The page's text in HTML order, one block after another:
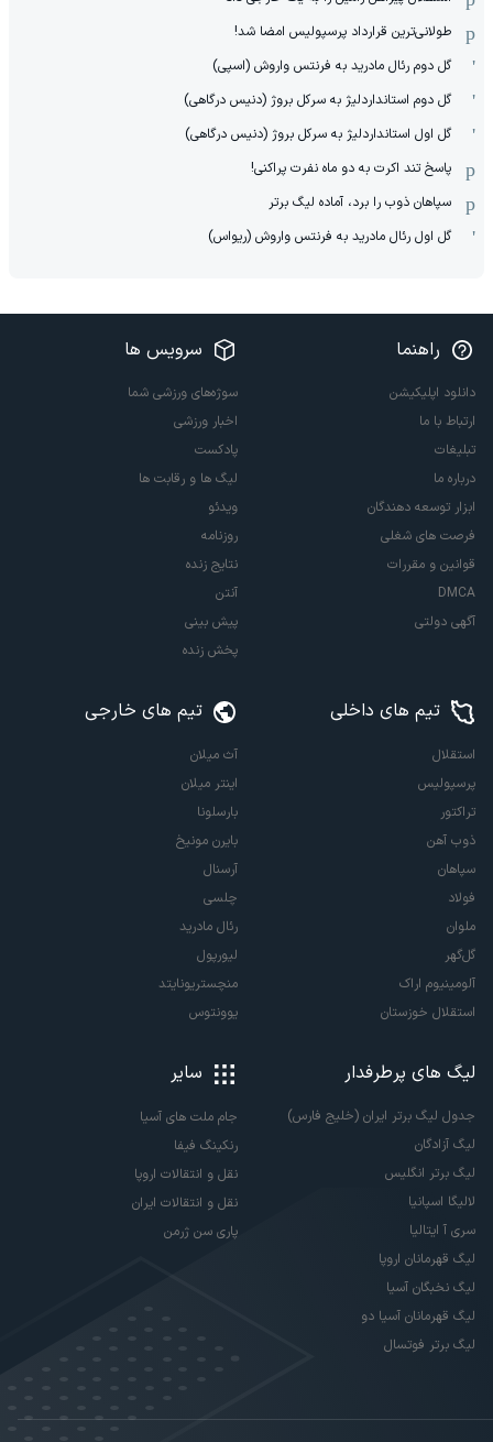
طولانی‌ترین قرارداد پرسپولیس امضا شد!
گل دوم رئال مادرید به فرنتس واروش (اسپی)
گل دوم استانداردلیژ به سرکل بروژ (دنیس درگاهی)
گل اول استانداردلیژ به سرکل بروژ (دنیس درگاهی)
پاسخ تند اکرت به دو ماه نفرت پراکنی!
سپاهان ذوب را برد، آماده لیگ برتر
گل اول رئال مادرید به فرنتس واروش (ریواس)
راهنما
دانلود اپلیکیشن
ارتباط با ما
تبلیغات
درباره ما
ابزار توسعه دهندگان
فرصت های شغلی
قوانین و مقررات
DMCA
آگهی دولتی
سرویس ها
سوژه‌های ورزشی شما
اخبار ورزشی
پادکست
لیگ ها و رقابت ها
ویدئو
روزنامه
نتایج زنده
آنتن
پیش بینی
پخش زنده
تیم های داخلی
استقلال
پرسپولیس
تراکتور
ذوب آهن
سپاهان
فولاد
ملوان
گل‌گهر
آلومینیوم اراک
استقلال خوزستان
تیم های خارجی
آث میلان
اینتر میلان
بارسلونا
بایرن مونیخ
آرسنال
چلسی
رئال مادرید
لیورپول
منچستریونایتد
یوونتوس
لیگ های پرطرفدار
جدول لیگ برتر ایران (خلیج فارس)
لیگ آزادگان
لیگ برتر انگلیس
لالیگا اسپانیا
سری آ ایتالیا
لیگ قهرمانان اروپا
لیگ نخبگان آسیا
لیگ قهرمانان آسیا دو
لیگ برتر فوتسال
سایر
جام ملت های آسیا
رنکینگ فیفا
نقل و انتقالات اروپا
نقل و انتقالات ایران
پاری سن ژرمن